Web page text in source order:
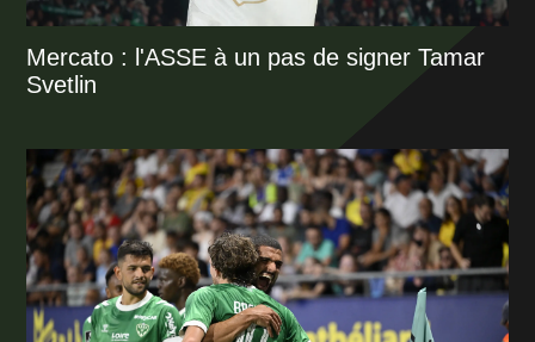
Mercato : l'ASSE à un pas de signer Tamar
Svetlin